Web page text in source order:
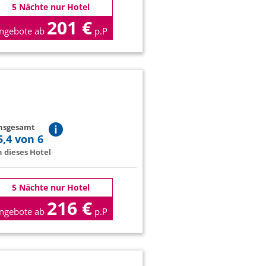
5 Nächte nur Hotel
ab 201 € p.P
von 6
dieses Hotel
5 Nächte nur Hotel
ab 216 € p.P